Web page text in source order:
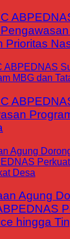
Prioritas
Agung
hingga